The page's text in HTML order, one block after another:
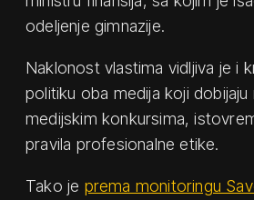
odeljenje gimnazije.
Naklonost vlastima vidljiva je i
politiku oba medija koji dobijaju
medijskim konkursima,
pravila profesionalne etike.
Tako je prema monitoringu